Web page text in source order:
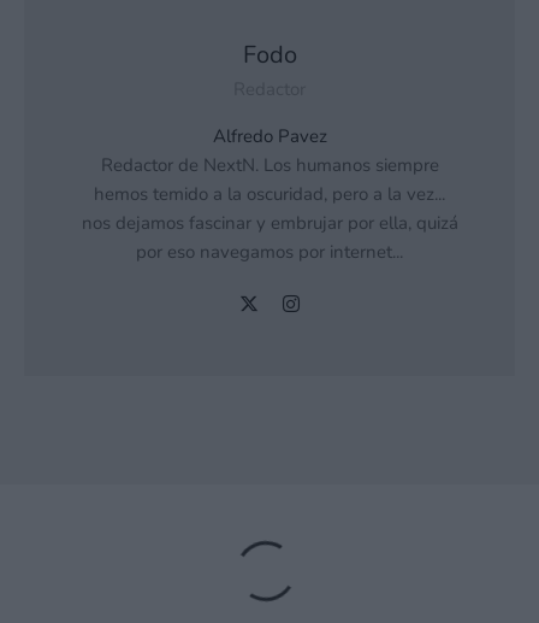
Fodo
Alfredo Pavez
Redactor de NextN. Los humanos siempre
hemos temido a la oscuridad, pero a la vez...
nos dejamos fascinar y embrujar por ella, quizá
por eso navegamos por internet...